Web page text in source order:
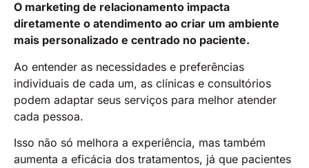
O marketing de relacionamento impacta
diretamente o atendimento ao criar um ambiente
mais personalizado e centrado no paciente.
Ao entender as necessidades e preferências
individuais de cada um, as clínicas e consultórios
podem adaptar seus serviços para melhor atender
cada pessoa.
Isso não só melhora a experiência, mas também
aumenta a eficácia dos tratamentos, já que pacientes